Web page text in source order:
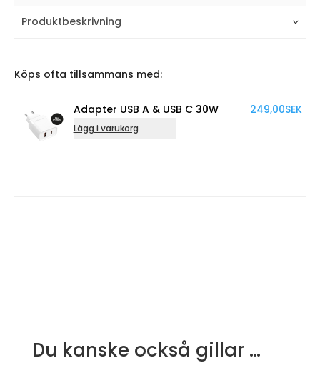
Produktbeskrivning
Köps ofta tillsammans med:
Adapter USB A & USB C 30W
Lägg i varukorg
249,00SEK
Du kanske också gillar …